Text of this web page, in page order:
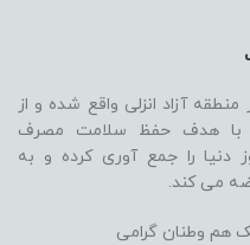
منطقه آزاد انزلی واقع شده و از
با هدف حفظ سلامت مصرف
دنیا را جمع آوری کرده و به
می کند.
هم وطنان گرامی